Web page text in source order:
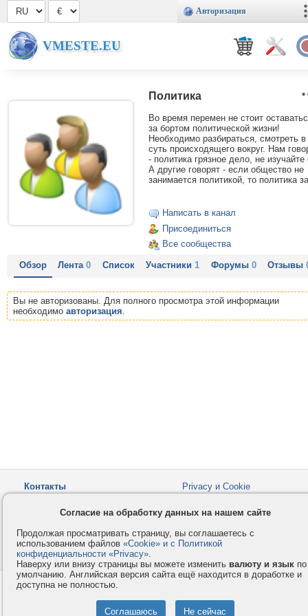
Авторизация
VMESTE.EU
Политика
Во время перемен не стоит
за бортом политической жизни!
Необходимо разбираться, смотреть в
суть происходящего вокруг. Нам
- политика грязное дело, не изучайте
А другие говорят - если общество не
занимается политикой, то политика
Написать в канал
Присоединиться
Все сообщества
Обзор Лента0 Список Участники1 Форумы 0 Отзывы
Вы не авторизованы. Для полного просмотра этой информации
необходимо авторизация.
Контакты
Privacy и Cookie
Как оплатить
Форумы
© 2008-2026VMESTE.EU
Согласие на обработку данных на нашем сайте
Продолжая просматривать страницу, вы соглашаетесь с
использованием файлов «Cookie» и с Политикой
конфиденциальности «Privacy».
Наверху или внизу страницы вы можете изменить валюту и язык по
умолчанию. Английская версия сайта ещё находится в доработке и
доступна не полностью.